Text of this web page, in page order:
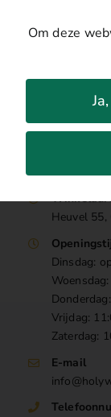
Heuvel 55,
Dinsdag:
Vrijdag:
Zaterdag:
E-mail
Om deze